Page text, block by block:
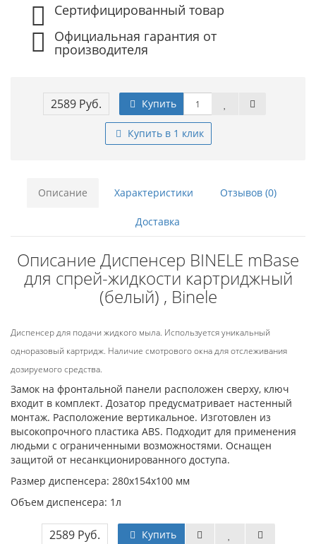
Сертифицированный товар
Официальная гарантия от
производителя
2589 Руб. Купить
Купить в 1 клик
Описание Характеристики Отзывов (0)
Доставка
Описание Диспенсер BINELE mBase
для спрей-жидкости картриджный
(белый) , Binele
Диспенсер для подачи жидкого мыла. Используется уникальный
одноразовый картридж. Наличие смотрового окна для отслеживания
дозируемого средства.
Замок на фронтальной панели расположен сверху, ключ
входит в комплект. Дозатор предусматривает настенный
монтаж. Расположение вертикальное. Изготовлен из
высокопрочного пластика ABS. Подходит для применения
людьми с ограниченными возможностями. Оснащен
защитой от несанкционированного доступа.
Размер диспенсера: 280х154х100 мм
Объем диспенсера: 1л
2589 Руб. Купить